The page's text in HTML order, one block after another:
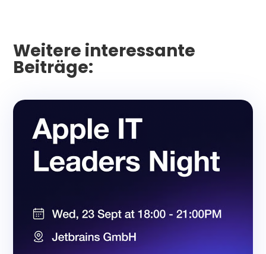
Weitere interessante
Beiträge: